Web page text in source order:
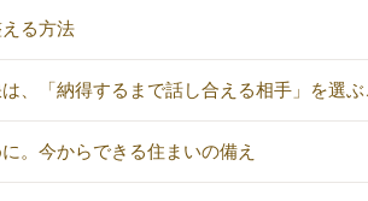
る方法
、「納得するまで話し合える相手」を選
。今からできる住まいの備え